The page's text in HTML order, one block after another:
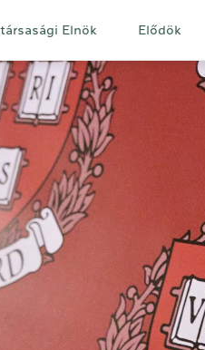
Elnök Elődök